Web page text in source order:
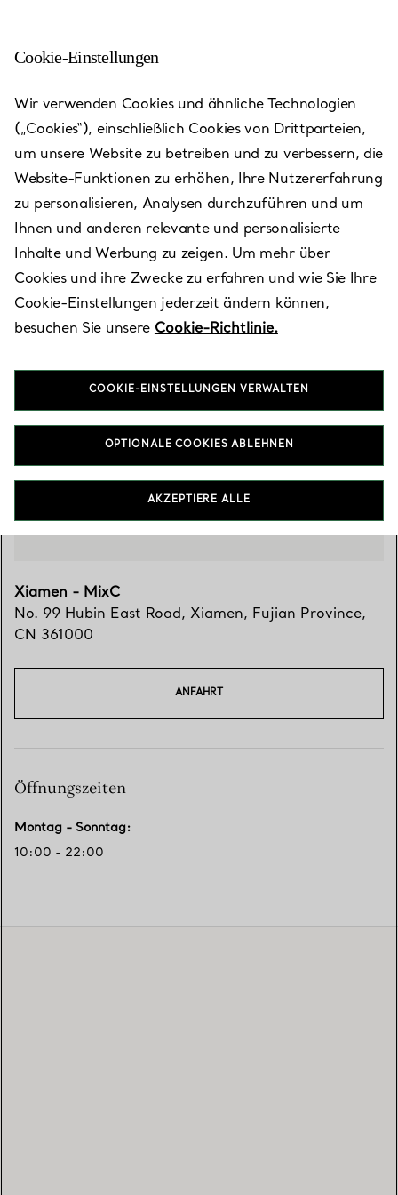
Xiamen - MixC
Heute bis 22:00 geöffnet
Verfügbare Leistungen
No. 99 Hubin East Road,Xiamen, Fujian Province,CN
361000
0592 585 8520
Besuchen Sie uns
Xiamen - MixC
No. 99 Hubin East Road, Xiamen, Fujian Province,
CN 361000
ANFAHRT
Öffnungszeiten
Montag - Sonntag:
10:00 - 22:00
Cookie-Einstellungen
Wir verwenden Cookies und ähnliche Technologien
(„Cookies“), einschließlich Cookies von Drittparteien,
um unsere Website zu betreiben und zu verbessern, die
Website-Funktionen zu erhöhen, Ihre Nutzererfahrung
zu personalisieren, Analysen durchzuführen und um
Ihnen und anderen relevante und personalisierte
Inhalte und Werbung zu zeigen. Um mehr über
Cookies und ihre Zwecke zu erfahren und wie Sie Ihre
Cookie-Einstellungen jederzeit ändern können,
besuchen Sie unsere Cookie-Richtlinie.
COOKIE-EINSTELLUNGEN VERWALTEN
OPTIONALE COOKIES ABLEHNEN
AKZEPTIERE ALLE